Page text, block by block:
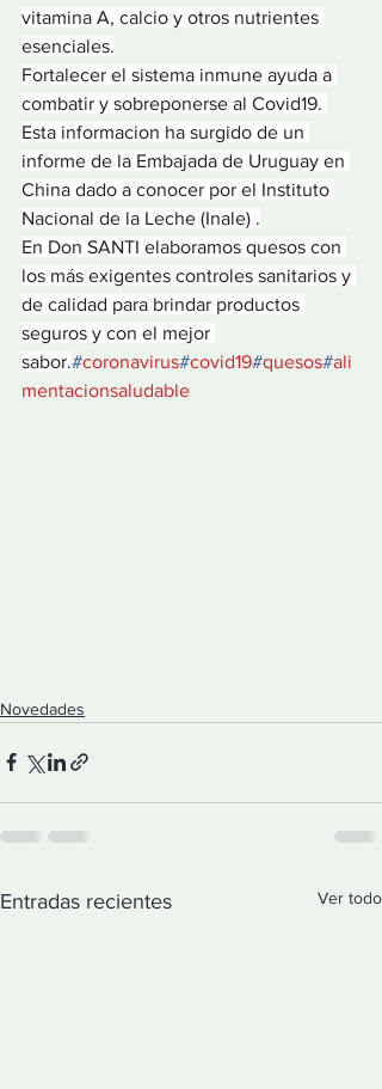
vitamina A, calcio y otros nutrientes
esenciales.
Fortalecer el sistema inmune ayuda a
combatir y sobreponerse al Covid19.
Esta informacion ha surgido de un
informe de la Embajada de Uruguay en
China dado a conocer por el Instituto
Nacional de la Leche (Inale) .
En Don SANTI elaboramos quesos con
los más exigentes controles sanitarios y
de calidad para brindar productos
seguros y con el mejor
sabor.#coronavirus#covid19#quesos#ali
mentacionsaludable
Novedades
Entradas recientes Ver todo